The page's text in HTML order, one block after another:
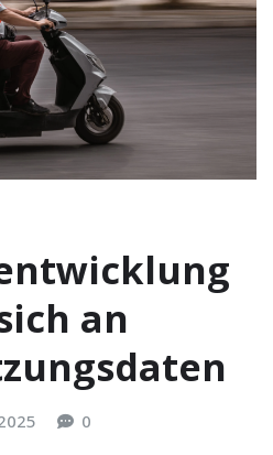
an
0